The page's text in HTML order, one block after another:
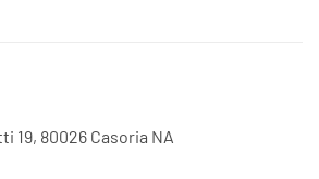
19, 80026 Casoria NA